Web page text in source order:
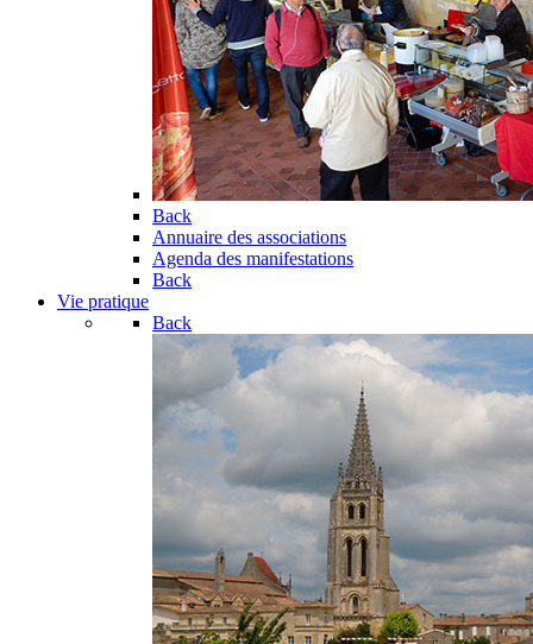
Back
Annuaire des associations
Agenda des manifestations
Back
Vie pratique
Back